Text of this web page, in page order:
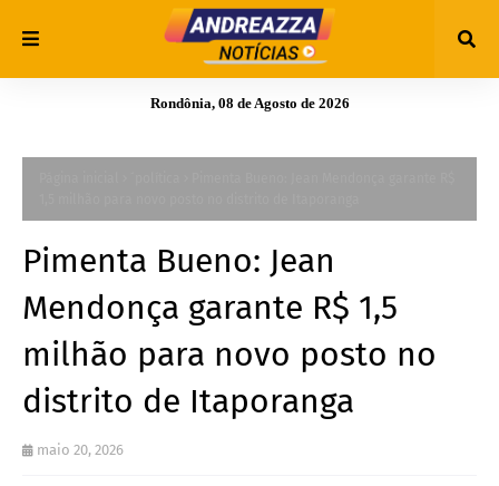
Rondônia, 08 de Agosto de 2026
Pimenta Bueno: Jean
Mendonça garante R$ 1,5
milhão para novo posto no
distrito de Itaporanga
maio 20, 2026